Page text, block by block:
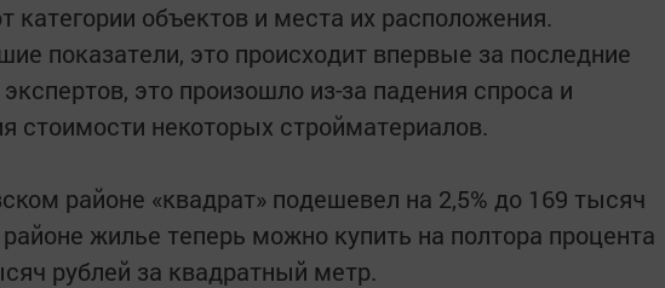
категории объектов и места их расположения.
показатели, это происходит впервые за последние
это произошло из-за падения спроса и
стоимости некоторых стройматериалов.
районе «квадрат» подешевел на 2,5% до 169 тысяч
жилье теперь можно купить на полтора процента
рублей за квадратный метр.